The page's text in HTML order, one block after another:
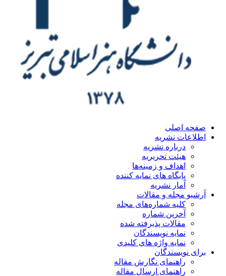
اصلی
نشریه
درباره نشریه
هیئت تحریریه
اهداف و زمینه‌ها
پایگاه های نمایه کننده
آمار نشریه
مجله و مقالات
کلیه شماره‌های مجله
آخرین شماره
مقالات پذیرفته شده
نمایه نویسندگان
نمایه واژه های کلیدی
نویسندگان
راهنمای نگارش مقاله
راهنمای ارسال مقاله